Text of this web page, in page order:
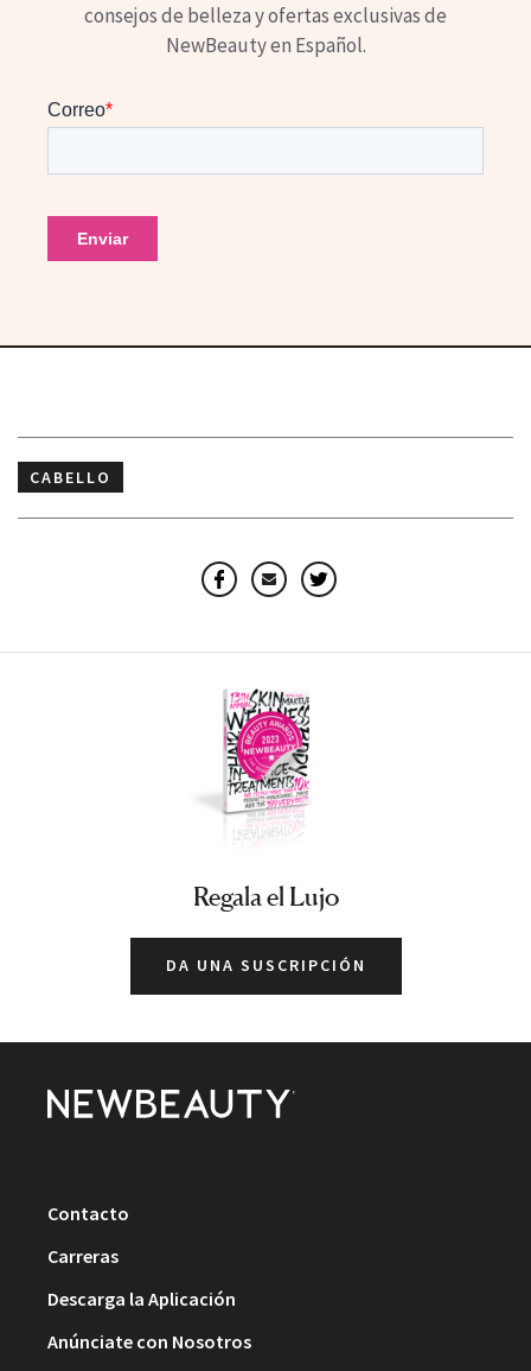
consejos de belleza y ofertas exclusivas de
NewBeauty en Español.
CABELLO
Facebook
EmailTwitter
Regala el Lujo
DA UNA SUSCRIPCIÓN
Contacto
Carreras
Descarga la Aplicación
Anúnciate con Nosotros